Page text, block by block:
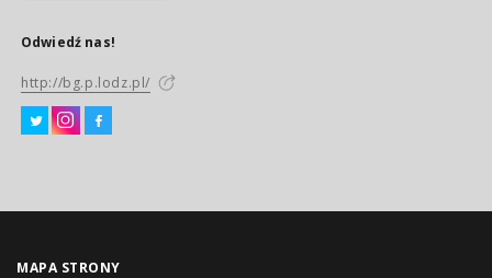
Odwiedź nas!
http://bg.p.lodz.pl/
MAPA STRONY